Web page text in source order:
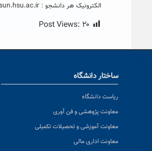
الکترونیک هر دانشجو :
Post Views: ۲۰
ساختار دانشگاه
ریاست دانشگاه
معاونت پژوهشی و فن آوری
معاونت آموزشی و تحصیلات تکمیلی
معاونت اداری مالی